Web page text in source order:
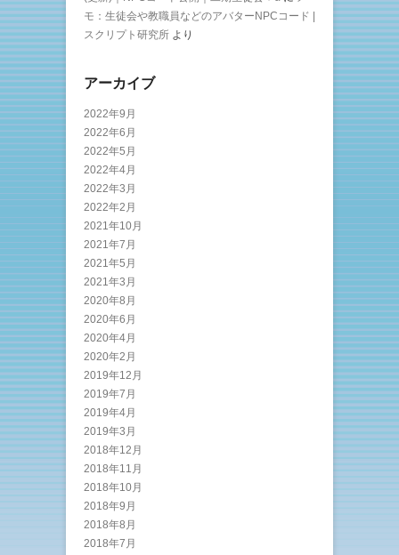
モ：生徒会や教職員などのアバターNPCコード |
スクリプト研究所 より
アーカイブ
2022年9月
2022年6月
2022年5月
2022年4月
2022年3月
2022年2月
2021年10月
2021年7月
2021年5月
2021年3月
2020年8月
2020年6月
2020年4月
2020年2月
2019年12月
2019年7月
2019年4月
2019年3月
2018年12月
2018年11月
2018年10月
2018年9月
2018年8月
2018年7月